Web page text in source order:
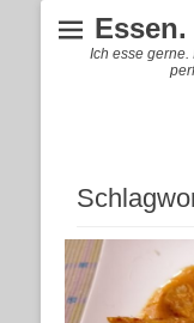
Ich esse gerne.